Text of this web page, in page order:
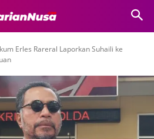
Erles Rareral Laporkan Suhaili ke